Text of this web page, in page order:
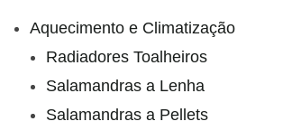
Aquecimento e Climatização
Radiadores Toalheiros
Salamandras a Lenha
Salamandras a Pellets